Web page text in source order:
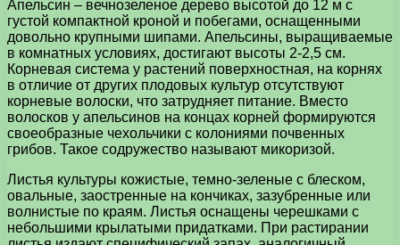
Апельсин – вечнозеленое дерево высотой до 12 м с
густой компактной кроной и побегами, оснащенными
довольно крупными шипами. Апельсины, выращиваемые
в комнатных условиях, достигают высоты 2-2,5 см.
Корневая система у растений поверхностная, на корнях
в отличие от других плодовых культур отсутствуют
корневые волоски, что затрудняет питание. Вместо
волосков у апельсинов на концах корней формируются
своеобразные чехольчики с колониями почвенных
грибов. Такое содружество называют микоризой.
Листья культуры кожистые, темно-зеленые с блеском,
овальные, заостренные на кончиках, зазубренные или
волнистые по краям. Листья оснащены черешками с
небольшими крылатыми придатками. При растирании